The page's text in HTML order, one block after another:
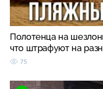
Полотенца на
что штрафуют на
75